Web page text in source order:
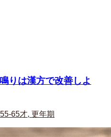
りは漢方で改善しよ
55-65才, 更年期